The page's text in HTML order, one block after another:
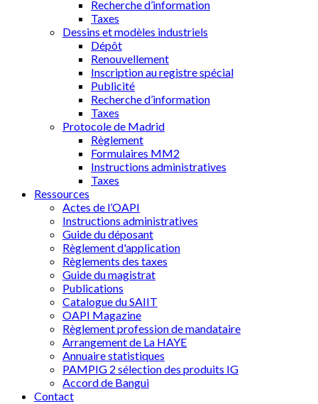
Recherche d’information
Taxes
Dessins et modèles industriels
Dépôt
Renouvellement
Inscription au registre spécial
Publicité
Recherche d’information
Taxes
Protocole de Madrid
Règlement
Formulaires MM2
Instructions administratives
Taxes
Ressources
Actes de l’OAPI
Instructions administratives
Guide du déposant
Règlement d'application
Règlements des taxes
Guide du magistrat
Publications
Catalogue du SAIIT
OAPI Magazine
Règlement profession de mandataire
Arrangement de La HAYE
Annuaire statistiques
PAMPIG 2 sélection des produits IG
Accord de Bangui
Contact